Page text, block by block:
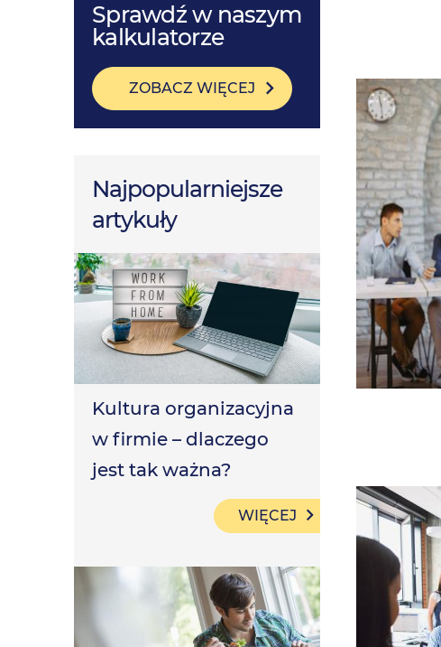
Sprawdź w naszym
kalkulatorze
ZOBACZ WIĘCEJ
Najpopularniejsze
artykuły
Kultura organizacyjna
w firmie – dlaczego
jest tak ważna?
WIĘCEJ